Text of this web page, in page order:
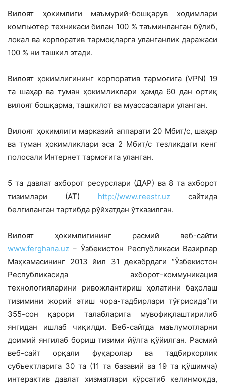
Вилоят ҳокимлиги маъмурий-бошқарув ходимлари
компьютер техникаси билан 100 % таъминланган бўлиб,
локал ва корпоратив тармоқларга уланганлик даражаси
100 % ни ташкил этади.
Вилоят ҳокимлигининг корпоратив тармоғига (VPN) 19
та шаҳар ва туман ҳокимликлари ҳамда 60 дан ортиқ
вилоят бошқарма, ташкилот ва муассасалари уланган.
Вилоят ҳокимлиги марказий аппарати 20 Мбит/с, шаҳар
ва туман ҳокимликлари эса 2 Мбит/с тезликдаги кенг
полосали Интернет тармоғига уланган.
5 та давлат ахборот ресурслари (ДАР) ва 8 та ахборот
тизимлари (АТ) http://www.reestr.uz сайтида
белгиланган тартибда рўйхатдан ўтказилган.
Вилоят ҳокимлигининг расмий веб-сайти
www.ferghana.uz – Ўзбекистон Республикаси Вазирлар
Маҳкамасининг 2013 йил 31 декабрдаги “Ўзбекистон
Республикасида ахборот-коммуникация
технологияларини ривожлантириш ҳолатини баҳолаш
тизимини жорий этиш чора-тадбирлари тўғрисида”ги
355-сон қарори талабларига мувофиқлаштирилиб
янгидан ишлаб чиқилди. Веб-сайтда маълумотларни
доимий янгилаб бориш тизими йўлга қўйилган. Расмий
веб-сайт орқали фуқаролар ва тадбиркорлик
субъектларига 30 та (11 та базавий ва 19 та қўшимча)
интерактив давлат хизматлари кўрсатиб келинмоқда,